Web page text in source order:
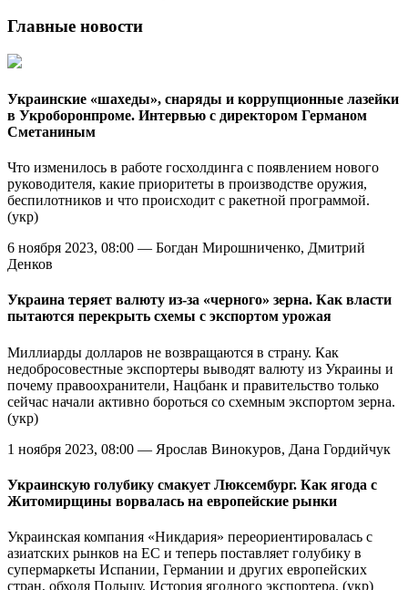
Главные новости
Украинские «шахеды», снаряды и коррупционные лазейки
в Укроборонпроме. Интервью с директором Германом
Сметаниным
Что изменилось в работе госхолдинга с появлением нового
руководителя, какие приоритеты в производстве оружия,
беспилотников и что происходит с ракетной программой.
(укр)
6 ноября 2023, 08:00 — Богдан Мирошниченко, Дмитрий
Денков
Украина теряет валюту из-за «черного» зерна. Как власти
пытаются перекрыть схемы с экспортом урожая
Миллиарды долларов не возвращаются в страну. Как
недобросовестные экспортеры выводят валюту из Украины и
почему правоохранители, Нацбанк и правительство только
сейчас начали активно бороться со схемным экспортом зерна.
(укр)
1 ноября 2023, 08:00 — Ярослав Винокуров, Дана Гордийчук
Украинскую голубику cмакует Люксембург. Как ягода с
Житомирщины ворвалась на европейские рынки
Украинская компания «Никдария» переориентировалась с
азиатских рынков на ЕС и теперь поставляет голубику в
супермаркеты Испании, Германии и других европейских
стран, обходя Польшу. История ягодного экспортера. (укр)